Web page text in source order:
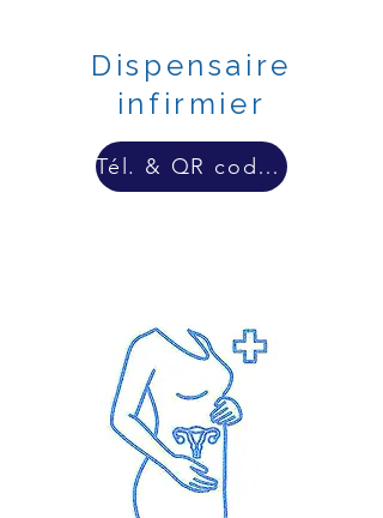
Dispensaire
infirmier
Tél. & QR code & lien externe